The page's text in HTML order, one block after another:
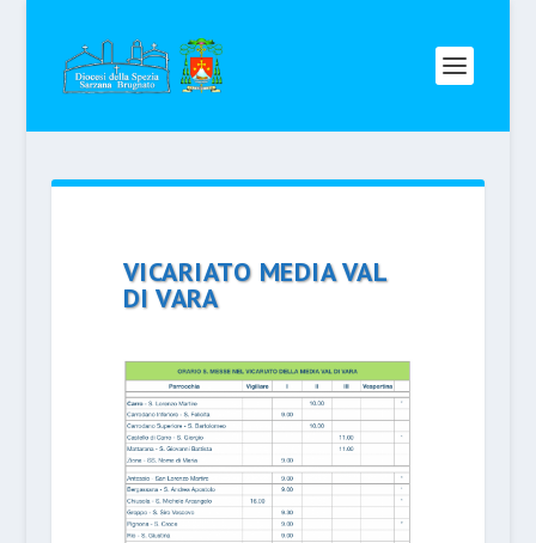
VICARIATO MEDIA VAL
DI VARA